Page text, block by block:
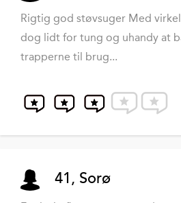
Rigtig god støvsuger Med
dog lidt for tung og uhandy at
trapperne til brug...
41, Sorø